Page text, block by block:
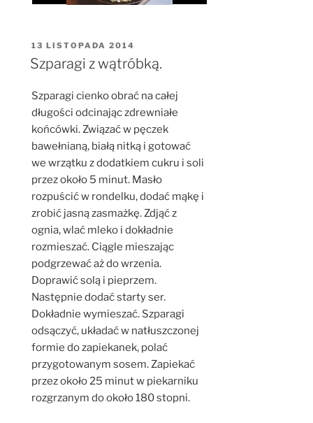
OPUBLIKOWANE
W
13 LISTOPADA 2014
Szparagi z wątróbką.
Szparagi cienko obrać na całej
długości odcinając zdrewniałe
końcówki. Związać w pęczek
bawełnianą, białą nitką i gotować
we wrzątku z dodatkiem cukru i soli
przez około 5 minut. Masło
rozpuścić w rondelku, dodać mąkę i
zrobić jasną zasmażkę. Zdjąć z
ognia, wlać mleko i dokładnie
rozmieszać. Ciągle mieszając
podgrzewać aż do wrzenia.
Doprawić solą i pieprzem.
Następnie dodać starty ser.
Dokładnie wymieszać. Szparagi
odsączyć, układać w natłuszczonej
formie do zapiekanek, polać
przygotowanym sosem. Zapiekać
przez około 25 minut w piekarniku
rozgrzanym do około 180 stopni.